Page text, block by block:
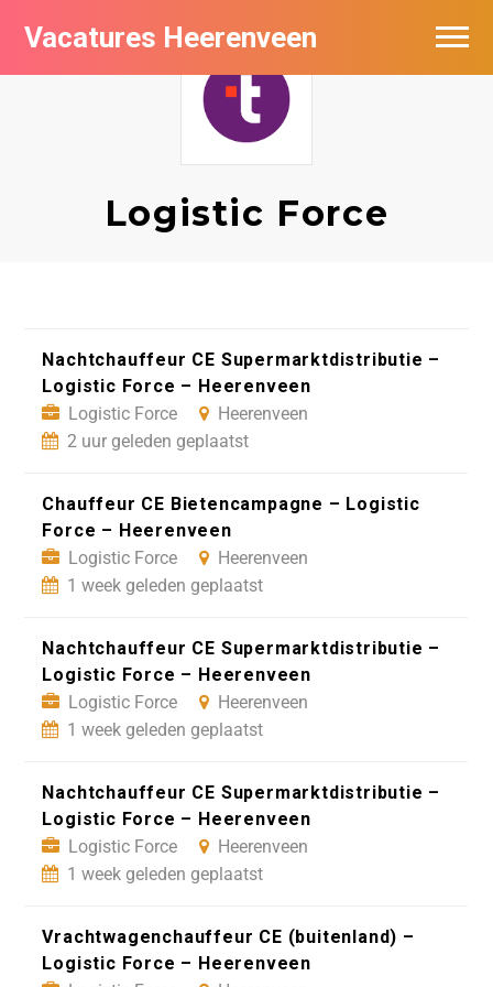
Vacatures Heerenveen
Logistic Force
Nachtchauffeur CE Supermarktdistributie –
Logistic Force – Heerenveen
Logistic Force
Heerenveen
2 uur geleden geplaatst
Chauffeur CE Bietencampagne – Logistic
Force – Heerenveen
Logistic Force
Heerenveen
1 week geleden geplaatst
Nachtchauffeur CE Supermarktdistributie –
Logistic Force – Heerenveen
Logistic Force
Heerenveen
1 week geleden geplaatst
Nachtchauffeur CE Supermarktdistributie –
Logistic Force – Heerenveen
Logistic Force
Heerenveen
1 week geleden geplaatst
Vrachtwagenchauffeur CE (buitenland) –
Logistic Force – Heerenveen
Vacatures per bedrijf
De populairste vacatures in Heerenveen